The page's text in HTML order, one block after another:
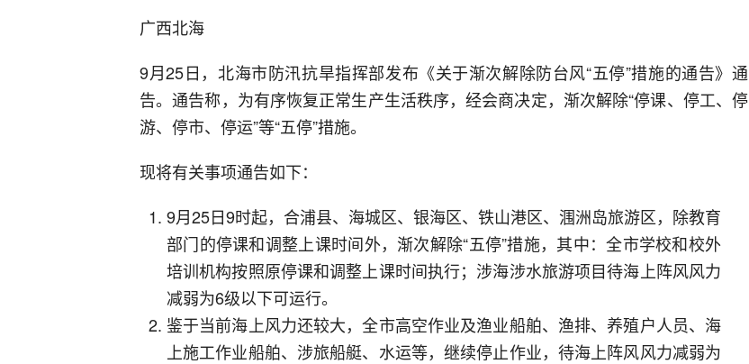
广西北海
9月25日，北海市防汛抗旱指挥部发布《关于渐次解除防台风“五停”措施的通告》通
告。通告称，为有序恢复正常生产生活秩序，经会商决定，渐次解除“停课、停工、停
游、停市、停运”等“五停”措施。
现将有关事项通告如下：
9月25日9时起，合浦县、海城区、银海区、铁山港区、涠洲岛旅游区，除教育
部门的停课和调整上课时间外，渐次解除“五停”措施，其中：全市学校和校外
培训机构按照原停课和调整上课时间执行；涉海涉水旅游项目待海上阵风风力
减弱为6级以下可运行。
鉴于当前海上风力还较大，全市高空作业及渔业船舶、渔排、养殖户人员、海
上施工作业船舶、涉旅船艇、水运等，继续停止作业，待海上阵风风力减弱为